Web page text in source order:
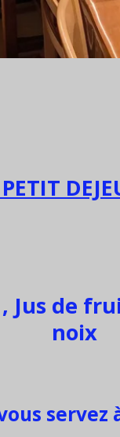
, Jus de
noix
servez